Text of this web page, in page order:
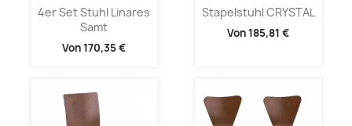
4er Set Stuhl Linares
Samt
Von170,35 €
Stapelstuhl CRYSTAL
Von185,81 €